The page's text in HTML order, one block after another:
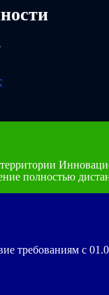
полностью
требованиям с